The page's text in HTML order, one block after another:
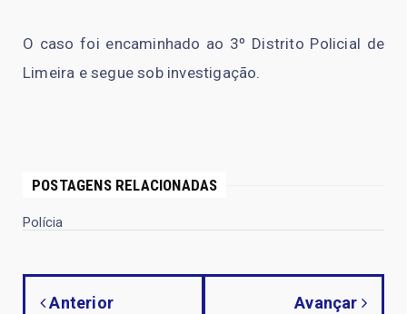
O caso foi encaminhado ao 3º Distrito Policial de
Limeira e segue sob investigação.
POSTAGENS RELACIONADAS
Polícia
Anterior Avançar